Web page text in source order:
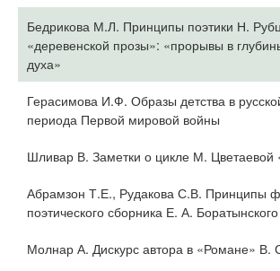
Бедрикова М.Л. Принципы поэтики Н.
«деревенской прозы»: «прорывы в
духа»
Герасимова И.Ф. Образы детства в
периода Первой мировой войны
Шливар В. Заметки о цикле М. Цветаевой
Абрамзон Т.Е., Рудакова С.В. Принципы
поэтического сборника Е. А.
Молнар А. Дискурс автора в «Романе» В.